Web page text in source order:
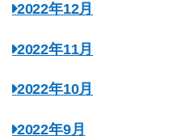
2022年12月
2022年11月
2022年10月
2022年9月